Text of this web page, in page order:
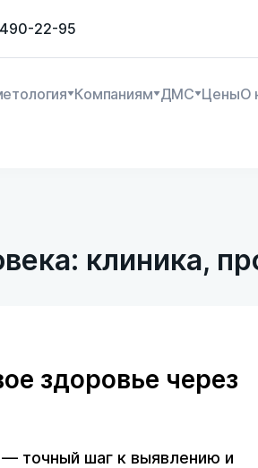
22-95
Компаниям ДМС ЦеныО
клиника,
здоровье через
точный шаг к выявлению и